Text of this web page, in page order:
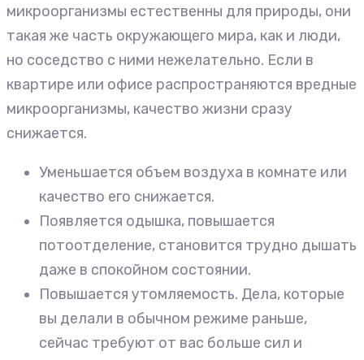
микроорганизмы естественны для природы, они
такая же часть окружающего мира, как и люди,
но соседство с ними нежелательно. Если в
квартире или офисе распространяются вредные
микроорганизмы, качество жизни сразу
снижается.
Уменьшается объем воздуха в комнате или
качество его снижается.
Появляется одышка, повышается
потоотделение, становится трудно дышать
даже в спокойном состоянии.
Повышается утомляемость. Дела, которые
вы делали в обычном режиме раньше,
сейчас требуют от вас больше сил и